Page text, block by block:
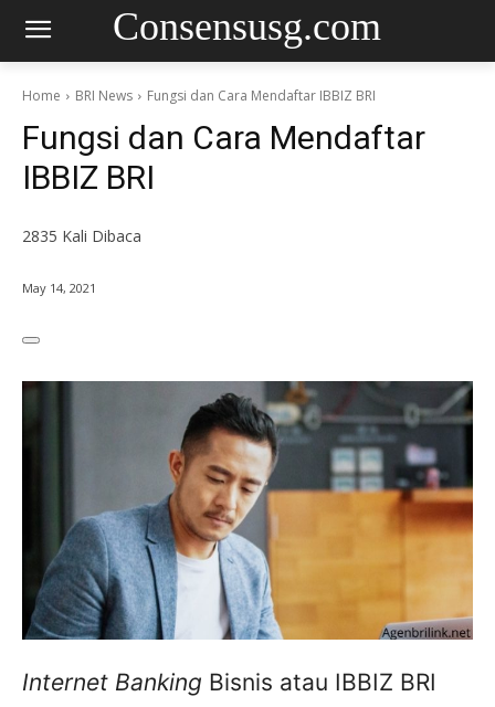
Consensusg.com
Home BRI News Fungsi dan Cara Mendaftar IBBIZ BRI
Fungsi dan Cara Mendaftar
IBBIZ BRI
2835 Kali Dibaca
May 14, 2021
Internet Banking Bisnis atau IBBIZ BRI